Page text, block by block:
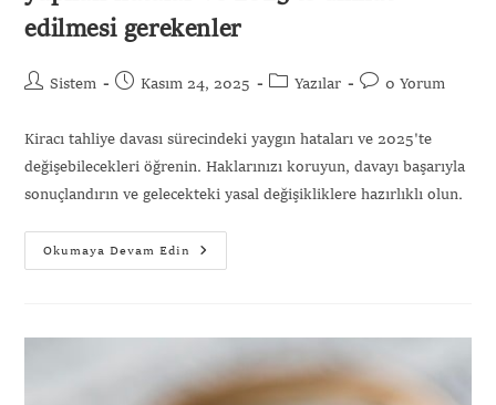
edilmesi gerekenler
Sistem Kasım 24, 2025 Yazılar 0 Yorum
Kiracı tahliye davası sürecindeki yaygın hataları ve 2025'te
değişebilecekleri öğrenin. Haklarınızı koruyun, davayı başarıyla
sonuçlandırın ve gelecekteki yasal değişikliklere hazırlıklı olun.
Okumaya Devam Edin